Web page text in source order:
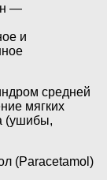
—
и
средней
мягких
(ушибы,
(Paracetamol)